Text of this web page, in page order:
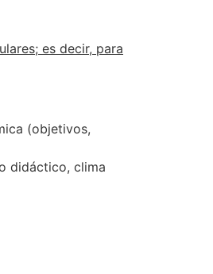
es decir, para
(objetivos,
didáctico, clima